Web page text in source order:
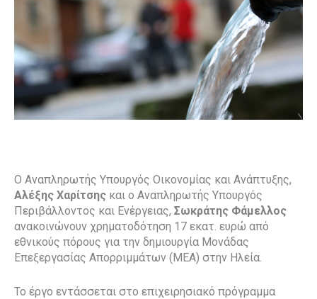
Ο Αναπληρωτής Υπουργός Οικονομίας και Ανάπτυξης,
Αλέξης Χαρίτσης και ο Αναπληρωτής Υπουργός
Περιβάλλοντος και Ενέργειας, Σωκράτης Φάμελλος
ανακοινώνουν χρηματοδότηση 17 εκατ. ευρώ από
εθνικούς πόρους για την δημιουργία Μονάδας
Επεξεργασίας Απορριμμάτων (ΜΕΑ) στην Ηλεία.
Το έργο εντάσσεται στο επιχειρησιακό πρόγραμμα